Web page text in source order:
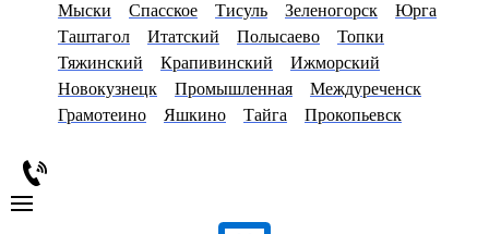
Мыски Спасское Тисуль Зеленогорск
Юрга
Таштагол
Итатский Полысаево
Топки
Тяжинский
Крапивинский
Ижморский
Новокузнецк
Промышленная
Междуреченск
Грамотеино
Яшкино Тайга Прокопьевск